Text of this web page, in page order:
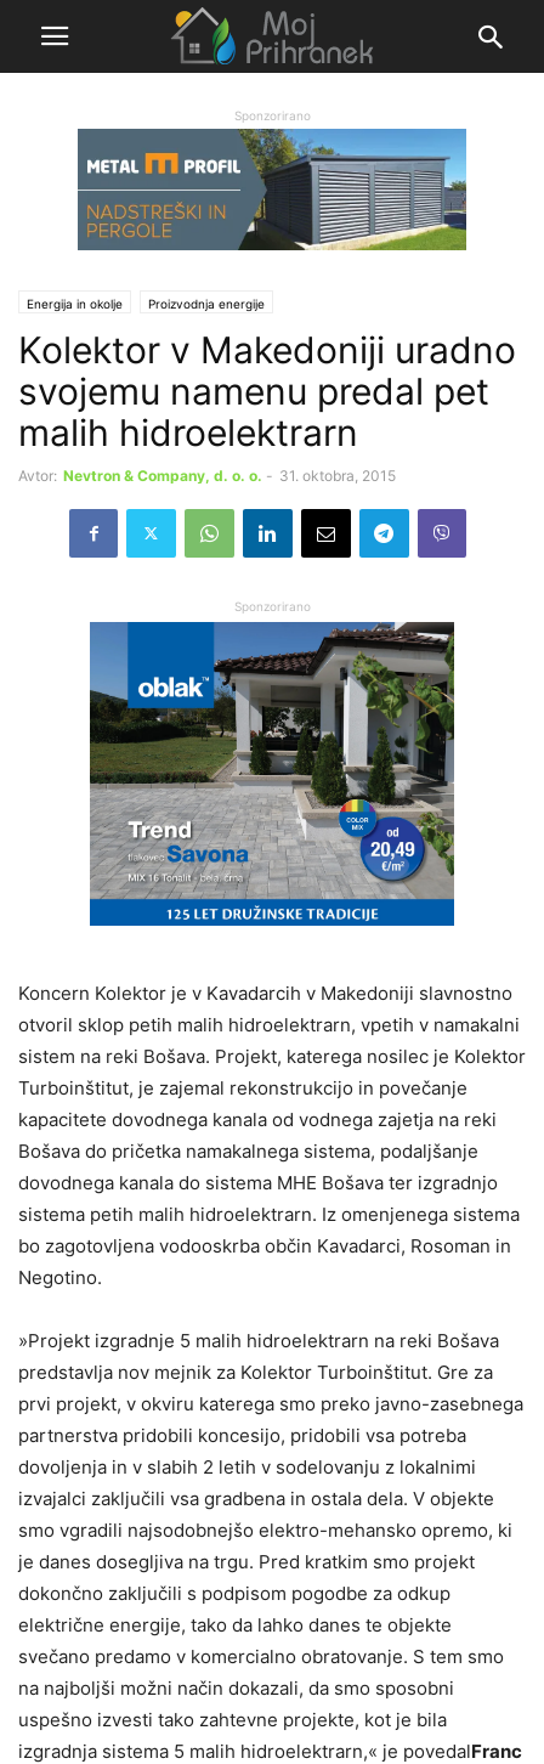
Sponzorirano
Energija in okolje Proizvodnja energije
Kolektor v Makedoniji uradno
svojemu namenu predal pet
malih hidroelektrarn
Avtor: Nevtron & Company, d. o. o. - 31. oktobra, 2015
Sponzorirano
Koncern Kolektor je v Kavadarcih v Makedoniji slavnostno
otvoril sklop petih malih hidroelektrarn, vpetih v namakalni
sistem na reki Bošava. Projekt, katerega nosilec je Kolektor
Turboinštitut, je zajemal rekonstrukcijo in povečanje
kapacitete dovodnega kanala od vodnega zajetja na reki
Bošava do pričetka namakalnega sistema, podaljšanje
dovodnega kanala do sistema MHE Bošava ter izgradnjo
sistema petih malih hidroelektrarn. Iz omenjenega sistema
bo zagotovljena vodooskrba občin Kavadarci, Rosoman in
Negotino.
»Projekt izgradnje 5 malih hidroelektrarn na reki Bošava
predstavlja nov mejnik za Kolektor Turboinštitut. Gre za
prvi projekt, v okviru katerega smo preko javno-zasebnega
partnerstva pridobili koncesijo, pridobili vsa potreba
dovoljenja in v slabih 2 letih v sodelovanju z lokalnimi
izvajalci zaključili vsa gradbena in ostala dela. V objekte
smo vgradili najsodobnejšo elektro-mehansko opremo, ki
je danes dosegljiva na trgu. Pred kratkim smo projekt
dokončno zaključili s podpisom pogodbe za odkup
električne energije, tako da lahko danes te objekte
svečano predamo v komercialno obratovanje. S tem smo
na najboljši možni način dokazali, da smo sposobni
uspešno izvesti tako zahtevne projekte, kot je bila
izgradnja sistema 5 malih hidroelektrarn,« je povedalFranc